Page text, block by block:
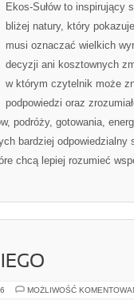
Ekos-Sułów to inspirujący
bliżej natury, który
musi oznaczać wielkich
decyzji ani kosztownych
w którym czytelnik może
podpowiedzi oraz
podróży, gotowania,
bardziej odpowiedzialny
chcą lepiej rozumieć
MOŻLIWOŚĆ